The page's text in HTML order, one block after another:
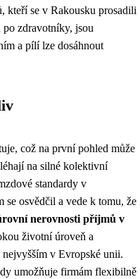
kteří se v Rakousku prosadili
zdravotníky, jsou
a pílí lze dosáhnout
což na první pohled může
na silné kolektivní
standardy v
osvědčil a vede k tomu, že
nerovnosti příjmů v
životní úroveň a
nejvyšším v Evropské unii.
umožňuje firmám flexibilně